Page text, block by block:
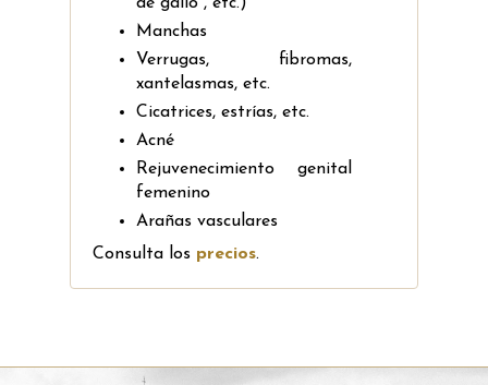
Manchas
Verrugas, fibromas,
xantelasmas, etc.
Cicatrices, estrías, etc.
Acné
Rejuvenecimiento genital
femenino
Arañas vasculares
Consulta los precios.